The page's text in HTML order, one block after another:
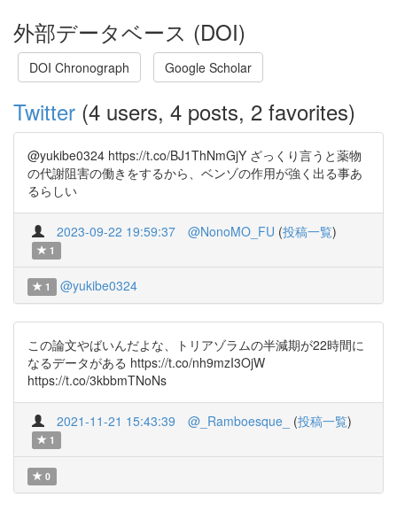
外部データベース (DOI)
DOI Chronograph Google Scholar
Twitter (4 users, 4 posts, 2 favorites)
@yukibe0324 https://t.co/BJ1ThNmGjY ざっくり言うと薬物
の代謝阻害の働きをするから、ベンゾの作用が強く出る事あ
るらしい
2023-09-22 19:59:37 @NonoMO_FU (投稿一覧)
1
1 @yukibe0324
この論文やばいんだよな、トリアゾラムの半減期が22時間に
なるデータがある https://t.co/nh9mzI3OjW
https://t.co/3kbbmTNoNs
2021-11-21 15:43:39 @_Ramboesque_ (投稿一覧)
1
0